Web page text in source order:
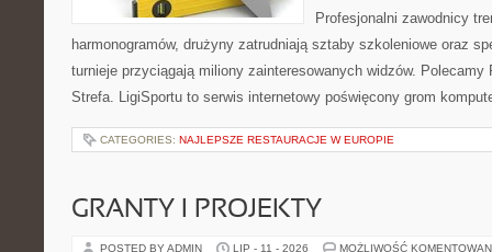
Profesjonalni zawodnicy
harmonogramów, drużyny zatrudniają sztaby szkoleniowe oraz
turnieje przyciągają miliony zainteresowanych widzów.
Strefa. LigiSportu to serwis internetowy poświęcony grom
CATEGORIES: NAJLEPSZE RESTAURACJE W EUROPIE
GRANTY I PROJEKTY
POSTED BY ADMIN LIP - 11 - 2026 MOŻLIWOŚĆ